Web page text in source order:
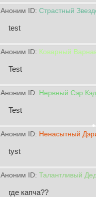
Аноним ID: Страстный
test
Аноним ID: Коварный
Test
Аноним ID: Нервный Сэр
Test
Аноним ID: Ненасытный
tyst
Аноним ID: Талантливый
где капча??
•